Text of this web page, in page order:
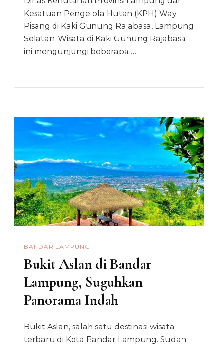
Kesatuan Pengelola Hutan (KPH) Way
Pisang di Kaki Gunung Rajabasa, Lampung
Selatan. Wisata di Kaki Gunung Rajabasa
ini mengunjungi beberapa …
BANDAR LAMPUNG
Bukit Aslan di Bandar
Lampung, Suguhkan
Panorama Indah
Bukit Aslan, salah satu destinasi wisata
terbaru di Kota Bandar Lampung. Sudah